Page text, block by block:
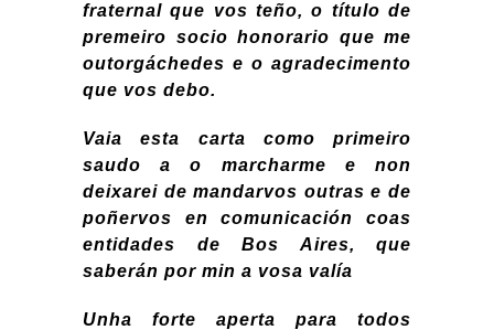
fraternal que vos teño, o título de
premeiro socio honorario que me
outorgáchedes e o agradecimento
que vos debo.
Vaia esta carta como primeiro
saudo a o marcharme e non
deixarei de mandarvos outras e de
poñervos en comunicación coas
entidades de Bos Aires, que
saberán por min a vosa valía
Unha forte aperta para todos